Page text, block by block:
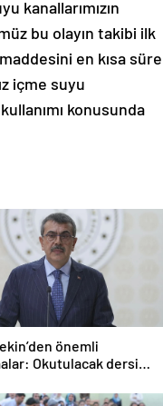
kanallarımızın
bu olayın takibi ilk
en kısa süre
içme suyu
konusunda
önemli
Okutulacak dersi
masada